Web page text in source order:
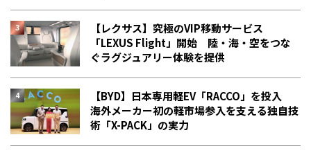
【レクサス】究極のVIP移動サービス
「LEXUS Flight」開始 陸・海・空をつな
ぐラグジュアリー体験を提供
【BYD】日本専用軽EV「RACCO」を投入
海外メーカー初の軽市場参入を支える独自技
術「X-PACK」の実力